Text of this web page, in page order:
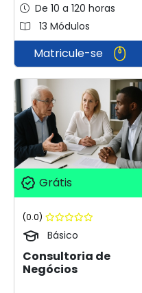
De 10 a 120 horas
13 Módulos
Matricule-se
Grátis
(0.0)
Básico
Consultoria de
Negócios